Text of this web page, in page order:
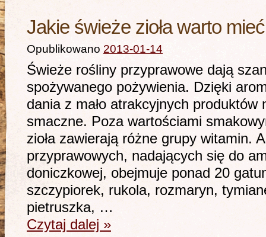
Jakie świeże zioła warto
Opublikowano 2013-01-14
Świeże rośliny przyprawowe dają
spożywanego pożywienia. Dzięki
dania z mało atrakcyjnych produktów
smaczne. Poza wartościami
zioła zawierają różne grupy witamin.
przyprawowych, nadających się do
doniczkowej, obejmuje ponad 20
szczypiorek, rukola, rozmaryn,
pietruszka, …
Czytaj dalej »